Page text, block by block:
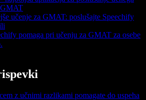
GMAT
učenje za GMAT: poslušajte Speechify
pomaga pri učenju za GMAT za osebe
z učnimi razlikami pomagate do uspeha